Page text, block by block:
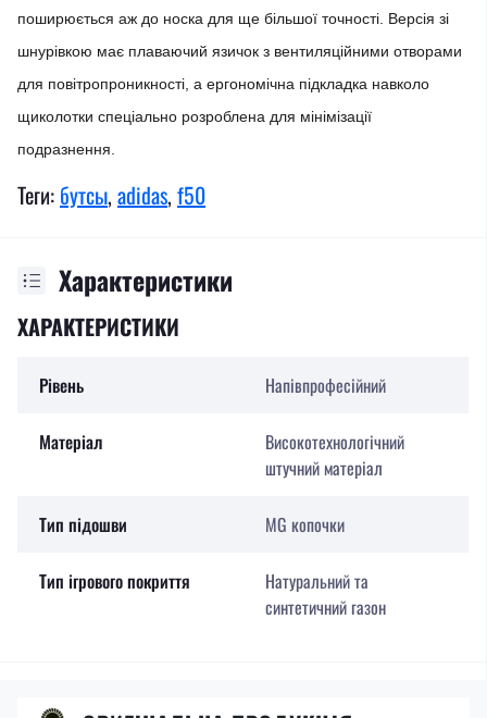
поширюється аж до носка для ще більшої точності. Версія зі
шнурівкою має плаваючий язичок з вентиляційними отворами
для повітропроникності, а ергономічна підкладка навколо
щиколотки спеціально розроблена для мінімізації
подразнення.
Теги: бутсы, adidas, f50
Характеристики
ХАРАКТЕРИСТИКИ
Рівень Напівпрофесійний
Матеріал
Високотехнологічний
штучний матеріал
Тип підошви MG копочки
Тип ігрового покриття
Натуральний та
синтетичний газон